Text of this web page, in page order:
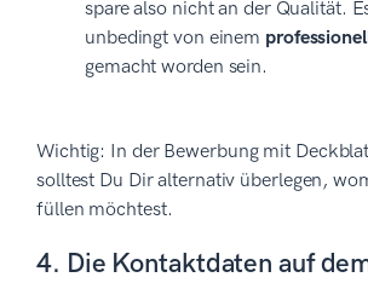
spare also nicht an der Qualität.
unbedingt von einem
gemacht worden sein.
Wichtig: In der Bewerbung mit
solltest Du Dir alternativ überlegen,
füllen möchtest.
4. Die Kontaktdaten auf